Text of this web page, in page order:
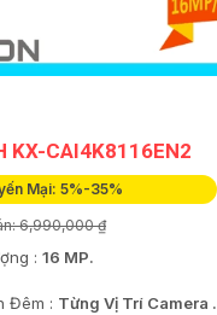
KX-CAI4K8116EN2
Mại: 5%-35%
6,990,000 ₫
: 16 MP.
Đêm : Từng Vị Trí Camera .